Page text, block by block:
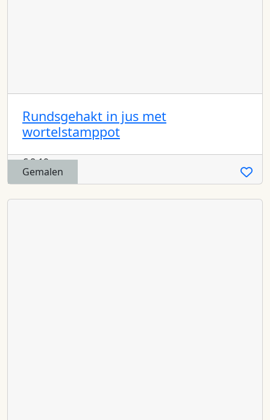
Gemalen
Rundsgehakt in jus met
wortelstamppot
€8,19